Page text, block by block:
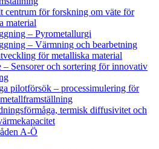
centrum för forskning om väte för
material
– Pyrometallurgi
– Värmning och bearbetning
för metalliska material
– Sensorer och sortering för innovativ
pilotförsök – processimulering för
termisk diffusivitet och
A-Ö